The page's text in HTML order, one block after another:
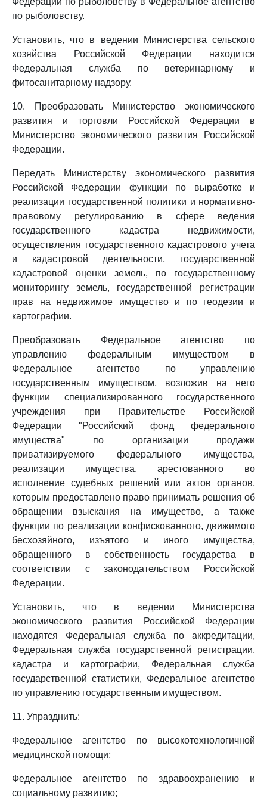
по рыболовству.
Установить, что в ведении Министерства сельского
хозяйства Российской Федерации находится
Федеральная служба по ветеринарному и
фитосанитарному надзору.
10. Преобразовать Министерство экономического
развития и торговли Российской Федерации в
Министерство экономического развития Российской
Федерации.
Передать Министерству экономического развития
Российской Федерации функции по выработке и
реализации государственной политики и нормативно-
правовому регулированию в сфере ведения
государственного кадастра недвижимости,
осуществления государственного кадастрового учета
и кадастровой деятельности, государственной
кадастровой оценки земель, по государственному
мониторингу земель, государственной регистрации
прав на недвижимое имущество и по геодезии и
картографии.
Преобразовать Федеральное агентство по
управлению федеральным имуществом в
Федеральное агентство по управлению
государственным имуществом, возложив на него
функции специализированного государственного
учреждения при Правительстве Российской
Федерации "Российский фонд федерального
имущества" по организации продажи
приватизируемого федерального имущества,
реализации имущества, арестованного во
исполнение судебных решений или актов органов,
которым предоставлено право принимать решения об
обращении взыскания на имущество, а также
функции по реализации конфискованного, движимого
бесхозяйного, изъятого и иного имущества,
обращенного в собственность государства в
соответствии с законодательством Российской
Федерации.
Установить, что в ведении Министерства
экономического развития Российской Федерации
находятся Федеральная служба по аккредитации,
Федеральная служба государственной регистрации,
кадастра и картографии, Федеральная служба
государственной статистики, Федеральное агентство
по управлению государственным имуществом.
11. Упразднить:
Федеральное агентство по высокотехнологичной
медицинской помощи;
Федеральное агентство по здравоохранению и
социальному развитию;